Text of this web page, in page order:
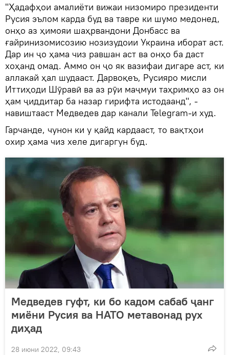
"Ҳадафҳои амалиёти вижаи низомиро президенти
Русия эълом карда буд ва тавре ки шумо медонед,
онҳо аз ҳимояи шаҳрвандони Донбасс ва
ғайринизомисозию нозизудоии Украина иборат аст.
Дар ин ҷо ҳама чиз равшан аст ва онҳо ба даст
хоҳанд омад. Аммо он ҷо як вазифаи дигаре аст, ки
аллакай ҳал шудааст. Дарвоқеъ, Русияро мисли
Иттиҳоди Шӯравӣ ва аз рӯи маҷмуи таҳримҳо аз он
ҳам ҷиддитар ба назар гирифта истодаанд", -
навиштааст Медведев дар канали Telegram-и худ.
Гарчанде, чунон ки у қайд кардааст, то вақтҳои
охир ҳама чиз хеле дигаргун буд.
Медведев гуфт, ки бо кадом сабаб ҷанг
миёни Русия ва НАТО метавонад рух
диҳад
28 июни 2022, 09:43